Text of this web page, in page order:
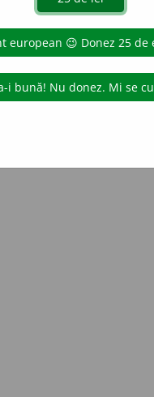
2026 dexonline
inclusiv prin orice metode
cu excepția seturilor de date